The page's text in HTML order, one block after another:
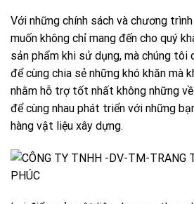
Với những chính sách và chương
muốn không chỉ mang đến cho quý
sản phẩm khi sử dụng, mà chúng tôi
để cùng chia sẻ những khó khăn mà
nhằm hỗ trợ tốt nhất không những
để cùng nhau phát triển với những
hàng vật liệu xây dựng.